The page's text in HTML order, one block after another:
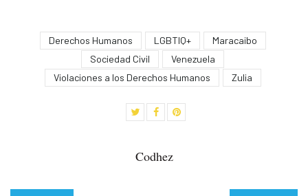
Derechos Humanos LGBTIQ+
Maracaibo
Sociedad Civil
Venezuela
Violaciones a los Derechos Humanos
Zulia
Codhez